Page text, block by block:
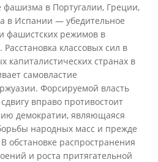
в Португалии, Греции,
в Испании — убедительное
фашистских режимов в
классовых сил в
странах в
самовластие
Форсируемой власть
вправо противостоит
демократии, являющаяся
народных масс и прежде
обстановке распространения
и роста притягательной